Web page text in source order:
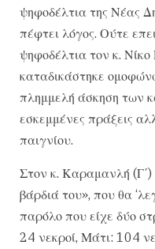
ψηφοδέλτια της Νέας
πέφτει λόγος. Ούτε
ψηφοδέλτια τον κ.
καταδικάστηκε
πλημμελή άσκηση των
εσκεμμένες πράξεις
παιγνίου.
Στον κ. Καραμανλή (Γ΄)
βάρδιά του», που θα
παρόλο που είχε δύο
24 νεκροί, Μάτι: 104